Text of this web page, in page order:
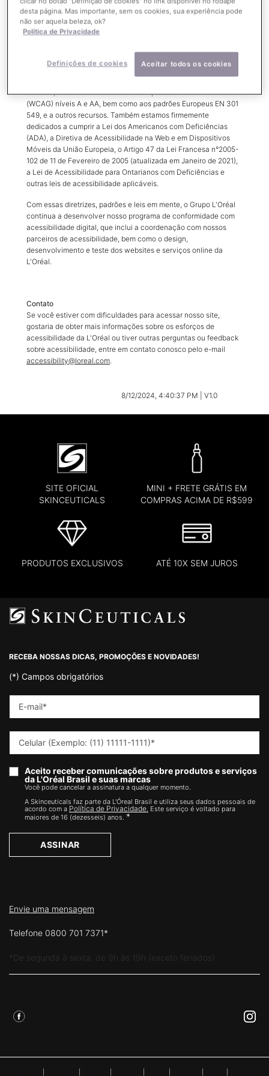
inclusão de pessoas com deficiência e garantir que todos os
clientes da L'Oréal tenham uma experiência de usuário
acessível.
Padrões de Acessibilidade Digital
do W3C, Diretrizes de Acessibilidade para Conteúdo da Web 2.2
(WCAG) níveis A e AA, bem como aos padrões Europeus EN 301
549, e a outros recursos. Também estamos firmemente
dedicados a cumprir a Lei dos Americanos com Deficiências
(ADA), a Diretiva de Acessibilidade na Web e em Dispositivos
Móveis da União Europeia, o Artigo 47 da Lei Francesa n°2005-
102 de 11 de Fevereiro de 2005 (atualizada em Janeiro de 2021),
a Lei de Acessibilidade para Ontarianos com Deficiências e
outras leis de acessibilidade aplicáveis.
Com essas diretrizes, padrões e leis em mente, o Grupo L'Oréal
continua a desenvolver nosso programa de conformidade com
acessibilidade digital, que inclui a coordenação com nossos
parceiros de acessibilidade, bem como o design,
desenvolvimento e teste dos websites e serviços online da
L'Oréal.
Contato
Se você estiver com dificuldades para acessar nosso site,
gostaria de obter mais informações sobre os esforços de
acessibilidade da L'Oréal ou tiver outras perguntas ou feedback
sobre acessibilidade, entre em contato conosco pelo e-mail
accessibility@loreal.com.
8/12/2024, 4:40:37 PM V1.0
SITE OFICIAL
SKINCEUTICALS
MINI + FRETE GRÁTIS EM
COMPRAS ACIMA DE R$599
PRODUTOS EXCLUSIVOS ATÉ 10X SEM JUROS
RECEBA NOSSAS DICAS, PROMOÇÕES E NOVIDADES!
(*) Campos obrigatórios
E-mail*
Celular (Exemplo: (11) 11111-1111)*
Aceito receber comunicações sobre produtos e serviços
da L'Oréal Brasil e suas marcas
Você pode cancelar a assinatura a qualquer momento.​
A Skinceuticals faz parte da L'Óreal Brasil e utiliza seus dados pessoais de
acordo com a Política de Privacidade. Este serviço é voltado para
maiores de 16 (dezesseis) anos. *
ASSINAR
Envie uma mensagem
Telefone 0800 701 7371*
*De segunda à sexta, de 9h às 19h (exceto feriados)
desta página. Mas importante, sem os cookies, sua experiência pode
não ser aquela beleza, ok?
Política de Privacidade
Definições de cookies Aceitar todos os cookies